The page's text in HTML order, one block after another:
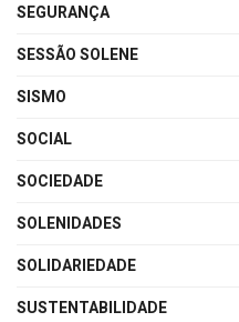
SEGURANÇA
SESSÃO SOLENE
SISMO
SOCIAL
SOCIEDADE
SOLENIDADES
SOLIDARIEDADE
SUSTENTABILIDADE